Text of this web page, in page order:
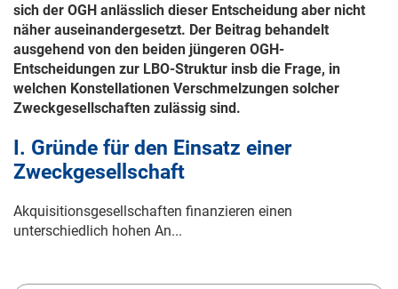
sich der OGH anlässlich dieser Entscheidung aber nicht
näher auseinandergesetzt. Der Beitrag behandelt
ausgehend von den beiden jüngeren OGH-
Entscheidungen zur LBO-Struktur insb die Frage, in
welchen Konstellationen Verschmelzungen solcher
Zweckgesellschaften zulässig sind.
I. Gründe für den Einsatz einer
Zweckgesellschaft
Akquisitionsgesellschaften finanzieren einen
unterschiedlich hohen An...